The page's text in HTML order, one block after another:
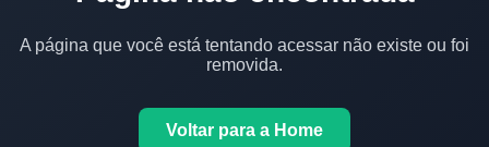
A página que você está tentando acessar não existe ou foi
removida.
Voltar para a Home